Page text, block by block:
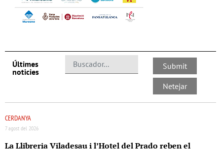
Últimes
noticies
CERDANYA
7 agost del 2026
La Llibreria Viladesau i l’Hotel del Prado reben el